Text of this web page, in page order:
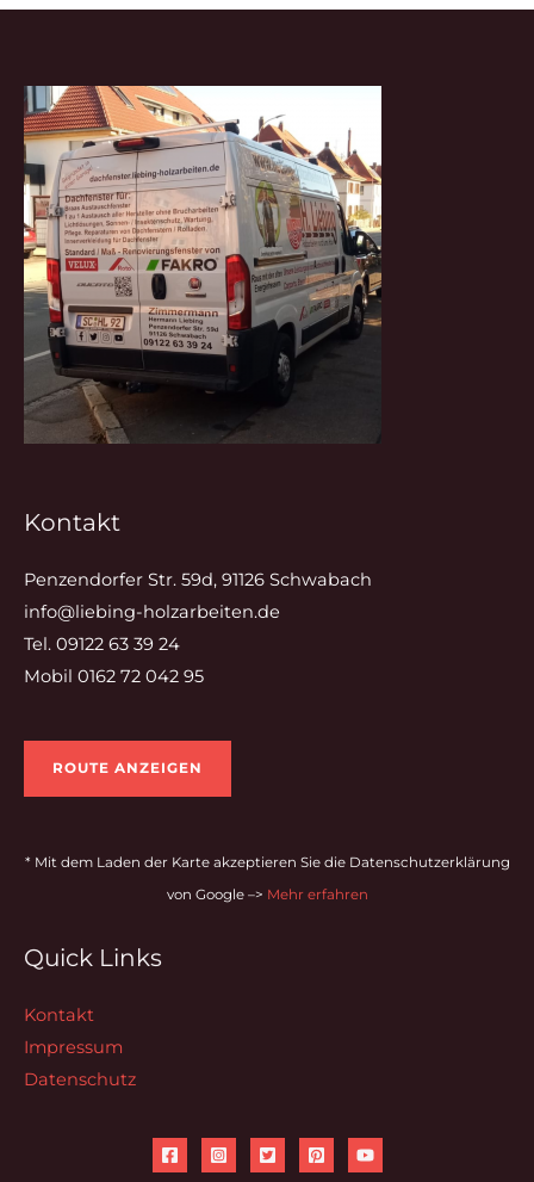
Kontakt
Penzendorfer Str. 59d, 91126 Schwabach
info@liebing-holzarbeiten.de
Tel. 09122 63 39 24
Mobil 0162 72 042 95
ROUTE ANZEIGEN
* Mit dem Laden der Karte akzeptieren Sie die Datenschutzerklärung
von Google –> Mehr erfahren
Quick Links
Kontakt
Impressum
Datenschutz